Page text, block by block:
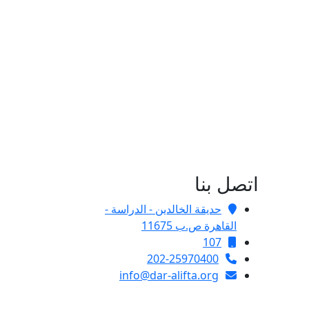
اتصل بنا
حديقة الخالدين - الدراسة -
القاهرة ص.ب 11675
107
202-25970400
info@dar-alifta.org